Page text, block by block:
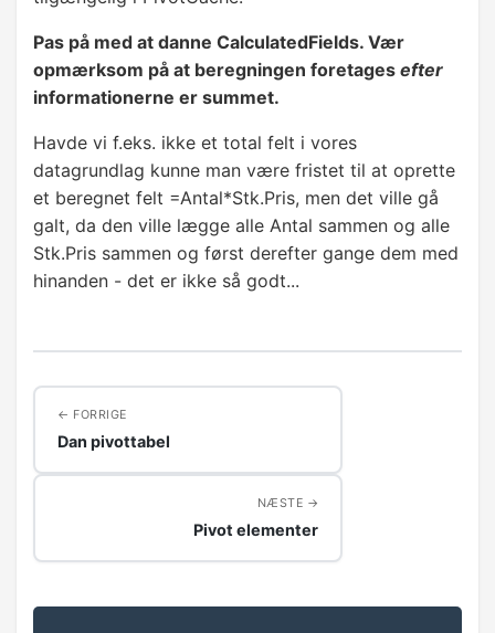
Pas på med at danne CalculatedFields. Vær
opmærksom på at beregningen foretages efter
informationerne er summet.
Havde vi f.eks. ikke et total felt i vores
datagrundlag kunne man være fristet til at oprette
et beregnet felt =Antal*Stk.Pris, men det ville gå
galt, da den ville lægge alle Antal sammen og alle
Stk.Pris sammen og først derefter gange dem med
hinanden - det er ikke så godt...
FORRIGE
Dan pivottabel
NÆSTE
Pivot elementer